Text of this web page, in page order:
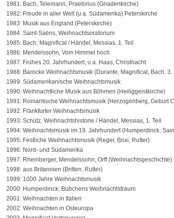
1981: Bach, Telemann, Praetorius (Gnadenkirche)
1982: Freude in aller Welt (u.a. Südamerika) Peterskirche
1983: Musik aus England (Peterskirche)
1984: Saint-Saëns, Weihnachtsoratorium
1985: Bach, Magnificat / Händel, Messias, 1. Teil
1986: Mendelssohn, Vom Himmel hoch
1987: Frühes 20. Jahrhundert, u.a. Haas, Christnacht
1988: Barocke Weihnachtsmusik (Durante, Magnificat, Bach, 3.
1989: Südamerikanische Weihnachtsmusik
1990: Weihnachtliche Musik aus Böhmen (Heiliggeistkirche)
1991: Romantische Weihnachtsmusik (Herzogenberg, Geburt
1992: Frankfurter Weihnachtsmusik
1993: Schütz, Weihnachtshistorie / Händel, Messias, 1. Teil
1994: Weihnachtsmusik im 19. Jahrhundert (Humperdinck,
1995: Festliche Weihnachtsmusik (Reger, Brixi, Rutter)
1996: Nord- und Südamerika
1997: Rheinberger, Mendelssohn, Orff (Weihnachtsgeschichte)
1998: aus Britannien (Britten, Rutter)
1999: 1000 Jahre Weihnachtsmusik
2000: Humperdinck, Bübchens Weihnachtstraum
2001: Weihnachten in Italien
2002: Weihnachten in Osteuropa